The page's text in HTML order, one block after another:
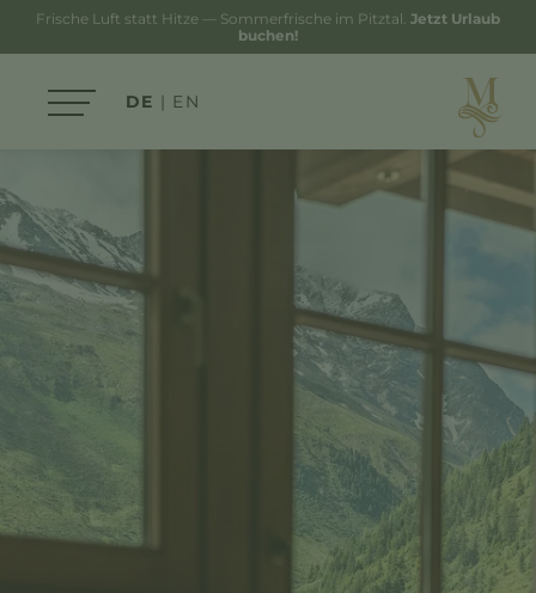
Frische Luft statt Hitze — Sommerfrische im Pitztal. Jetzt Urlaub
buchen!
DE EN